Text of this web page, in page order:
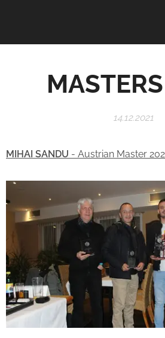
MASTERS
14.12.2021
MIHAI SANDU - Austrian Master